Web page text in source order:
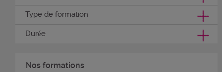
Type de formation
Durée
Nos formations